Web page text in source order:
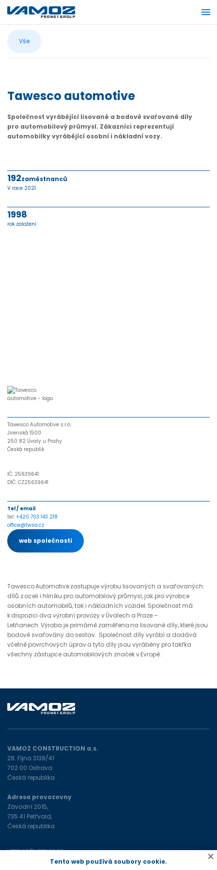
Vše
Tawesco automotive
Společnost vyrábějící lisované a bodově svařované díly
pro automobilový průmysl. Zákazníci reprezentují
automobilky vyrábějící osobní i nákladní vozy.
192zaměstnanců
V roce 2021
1998
rok založení
Tawesco Automotive s.r.o.
Jirenská 1500
250 82 Úvaly u Prahy
Česká republik
IČ: 25639641
DIČ: CZ25639641
Tel / email
tel: +420 703 143 218
office@twsa.cz
web společnosti
TawescoAutomotivezastupuje výrobu lisovaných a svařovaných
dílů z oceli i hliníku pro automobilový průmysl, jak pro výrobce
osobních automobilů, tak i nákladních vozidel. Společnost má
k dispozici dva výrobní provozy v Úvalech a Praze –
Letňanech. Výroba je primárně zaměřena na lisované díly, které jsou
bodově svařovány do sestav. Společnost díly vyrábí a dodává
včetně povrchových úprav a tyto díly jsou vyráběny pro takřka
všechny zástupce automobilových značek v Evropě.
VAMOZ CONSTRUCTION a.s.
28. října 3138/41
702 00 Ostrava
Česká republika
Adresa provozovny
Závodní 2015,
735 41 Petřvald,
Česká republika
vamoz@vamoz.cz
+420 596 693 598(tel)
Tento web používá soubory cookie.